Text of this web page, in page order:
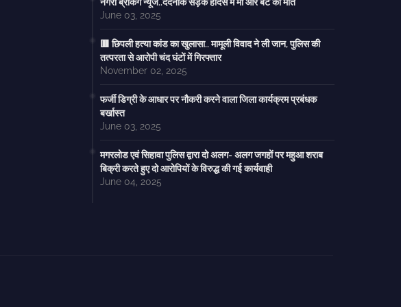
June 03, 2025
🟥 छिपली हत्या कांड का खुलासा.. मामूली विवाद ने ली जान, पुलिस की
तत्परता से आरोपी चंद घंटों में गिरफ्तार
November 02, 2025
फर्जी डिग्री के आधार पर नौकरी करने वाला जिला कार्यक्रम प्रबंधक
बर्खास्त
June 03, 2025
मगरलोड एवं सिहावा पुलिस द्वारा दो अलग- अलग जगहों पर महुआ शराब
बिक्री करते हुए दो आरोपियों के विरुद्ध की गई कार्यवाही
June 04, 2025